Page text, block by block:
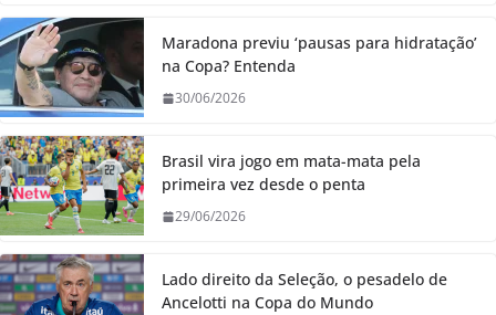
Maradona previu ‘pausas para hidratação’
na Copa? Entenda
30/06/2026
Brasil vira jogo em mata-mata pela
primeira vez desde o penta
29/06/2026
Lado direito da Seleção, o pesadelo de
Ancelotti na Copa do Mundo